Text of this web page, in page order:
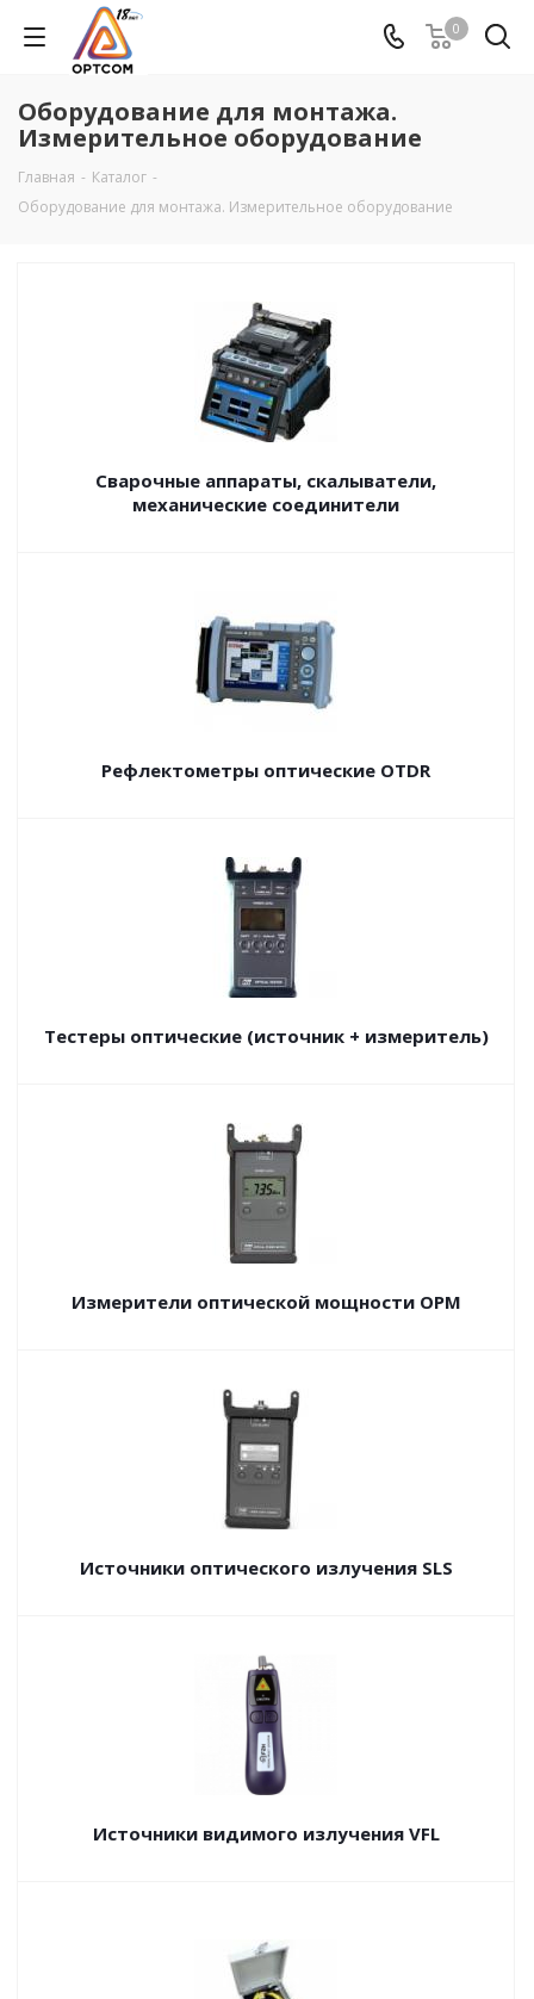
0
Оборудование для монтажа.
Измерительное оборудование
Главная - Каталог -
Оборудование для монтажа. Измерительное оборудование
Сварочные аппараты, скалыватели,
механические соединители
Рефлектометры оптические OTDR
Тестеры оптические (источник + измеритель)
Измерители оптической мощности OPM
Источники оптического излучения SLS
Источники видимого излучения VFL